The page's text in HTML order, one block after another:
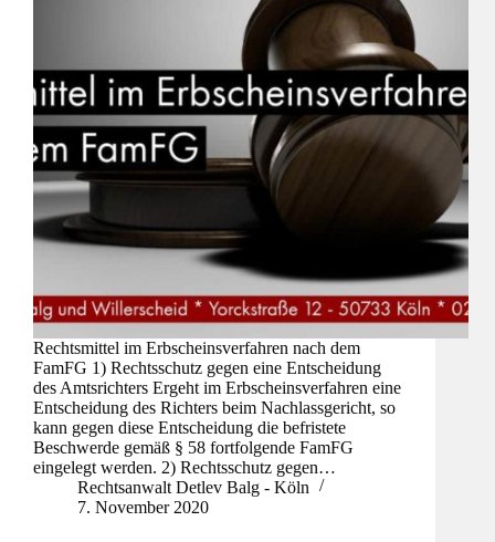
Rechtsmittel im Erbscheinsverfahren nach dem
FamFG 1) Rechtsschutz gegen eine Entscheidung
des Amtsrichters Ergeht im Erbscheinsverfahren eine
Entscheidung des Richters beim Nachlassgericht, so
kann gegen diese Entscheidung die befristete
Beschwerde gemäß § 58 fortfolgende FamFG
eingelegt werden. 2) Rechtsschutz gegen…
Rechtsanwalt Detlev Balg - Köln
7. November 2020